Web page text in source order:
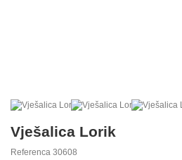
Vješalica Lorik
Referenca 30608